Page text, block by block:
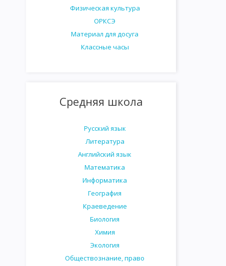
Физическая культура
ОРКСЭ
Материал для досуга
Классные часы
Средняя школа
Русский язык
Литература
Английский язык
Математика
Информатика
География
Краеведение
Биология
Химия
Экология
Обществознание, право